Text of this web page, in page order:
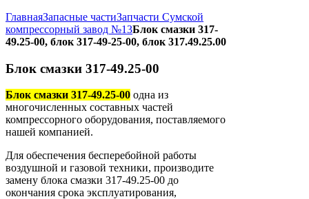
ГлавнаяЗапасные частиЗапчасти Сумской
компрессорный завод №13Блок смазки 317-
49.25-00, блок 317-49-25-00, блок 317.49.25.00
Блок смазки 317-49.25-00
Блок смазки 317-49.25-00 одна из
многочисленных составных частей
компрессорного оборудования, поставляемого
нашей компанией.
Для обеспечения бесперебойной работы
воздушной и газовой техники, производите
замену блока смазки 317-49.25-00 до
окончания срока эксплуатирования,